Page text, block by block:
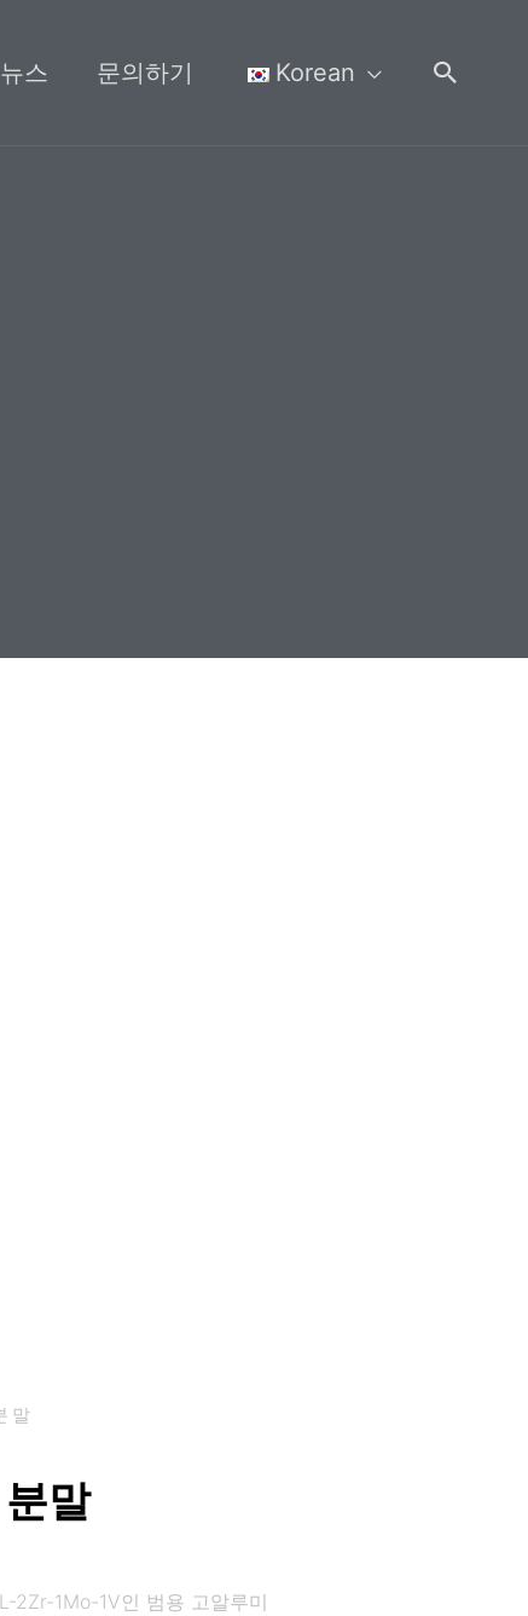
뉴스 문의하기 Korean
검
말
말
2Zr-1Mo-1V인 범용 고알루미